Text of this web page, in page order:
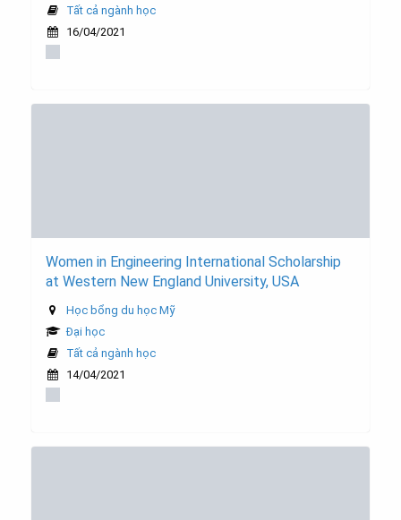
Tất cả ngành học
16/04/2021
Women in Engineering International Scholarship
at Western New England University, USA
Học bổng du học Mỹ
Đại học
Tất cả ngành học
14/04/2021